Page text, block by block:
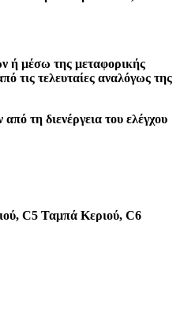
ή μέσω της μεταφορικής
τις τελευταίες αναλόγως της
τη διενέργεια του ελέγχου
C5 Ταμπά Κεριού, C6